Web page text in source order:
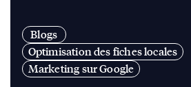
Blogs
Optimisation des fiches locales
Marketing sur Google